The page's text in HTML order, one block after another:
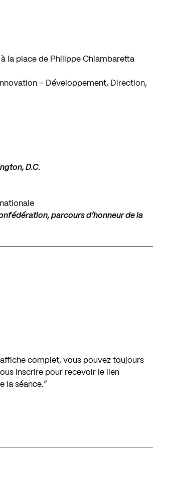
la place de Philippe Chiambaretta
– Développement, Direction,
D.C.
parcours d’honneur de la
affiche complet, vous pouvez toujours
inscrire pour recevoir le lien
la séance.”